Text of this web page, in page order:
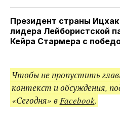
TwitterFacebookTelegram
ссылкой
Президент страны Ицхак
лидера Лейбористской
Кейра Стармера с
Чтобы не пропустить
контекст и обсуждения,
«Сегодня» вFacebook.